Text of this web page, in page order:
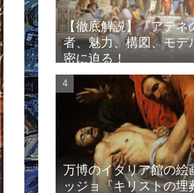
【徹底解説】『アテネ
者、魅力、構図、モデ
密に迫る！
万博のイタリア館の絵
ッジョ『キリストの埋